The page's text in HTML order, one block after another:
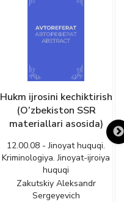
Hukm ijrosini kechiktirish
(O’zbekiston SSR
materiallari asosida)
12.00.08 - Jinoyat huquqi.
Kriminologiya. Jinoyat-ijroiya
huquqi
Zakutskiy Aleksandr
Sergeyevich